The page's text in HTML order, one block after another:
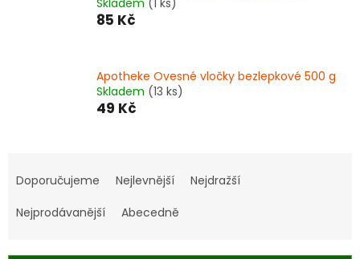
Skladem (1 ks)
85 Kč
Apotheke Ovesné vločky bezlepkové 500 g
Skladem (13 ks)
49 Kč
a
e
Doporučujeme Nejlevnější
Nejdražší
Nejprodávanější
Abecedně